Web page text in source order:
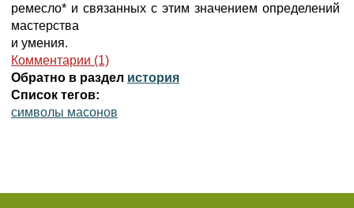
ремесло* и связанных с этим значением определений
мастерства
и умения.
Комментарии (1)
Обратно в раздел история
Список тегов:
символы масонов